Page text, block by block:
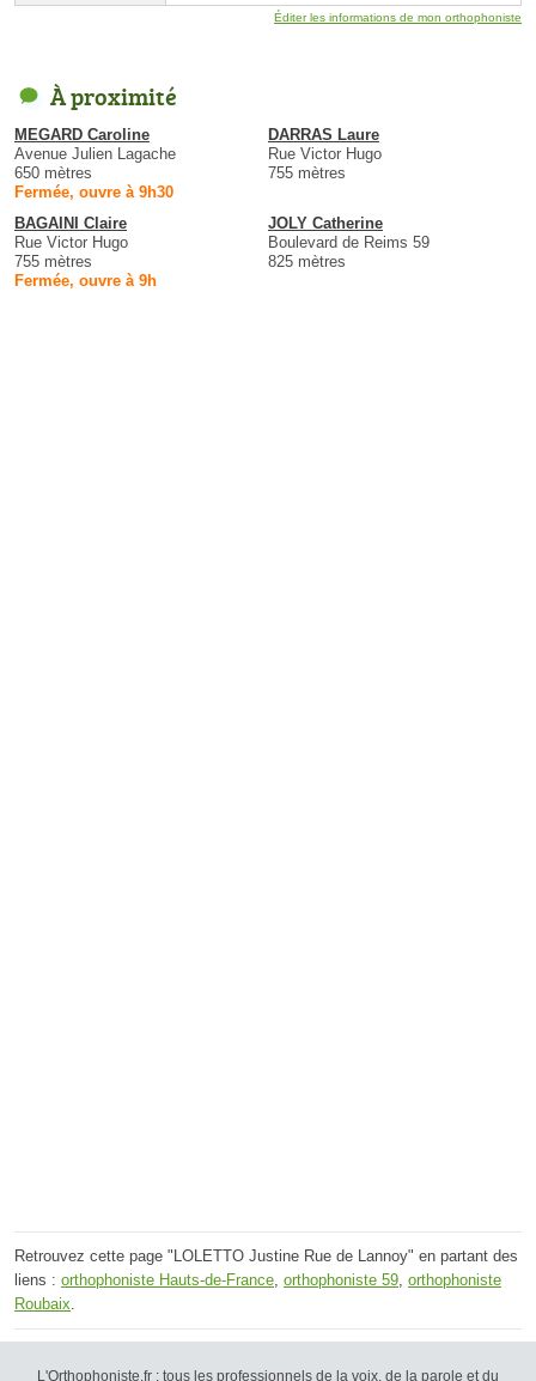
Éditer les informations de mon orthophoniste
À proximité
MEGARD Caroline
Avenue Julien Lagache
650 mètres
Fermée, ouvre à 9h30
DARRAS Laure
Rue Victor Hugo
755 mètres
BAGAINI Claire
Rue Victor Hugo
755 mètres
Fermée, ouvre à 9h
JOLY Catherine
Boulevard de Reims 59
825 mètres
Retrouvez cette page "LOLETTO Justine Rue de Lannoy" en partant des
liens : orthophoniste Hauts-de-France orthophoniste 59 orthophoniste
Roubaix
L'Orthophoniste.fr : tous les professionnels de la voix, de la parole et du